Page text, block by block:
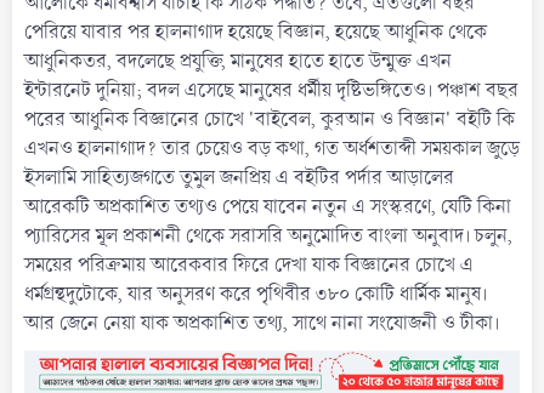
পেরিয়ে যাবার পর হালনাগাদ হয়েছে বিজ্ঞান, হয়েছে আধুনিক থেকে
আধুনিকতর, বদলেছে প্রযুক্তি, মানুষের হাতে হাতে উন্মুক্ত এখন
ইন্টারনেট দুনিয়া; বদল এসেছে মানুষের ধর্মীয় দৃষ্টিভঙ্গিতেও। পঞ্চাশ বছর
পরের আধুনিক বিজ্ঞানের চোখে 'বাইবেল, কুরআন ও বিজ্ঞান' বইটি কি
এখনও হালনাগাদ? তার চেয়েও বড় কথা, গত অর্ধশতাব্দী সময়কাল জুড়ে
ইসলামি সাহিত্যজগতে তুমুল জনপ্রিয় এ বইটির পর্দার আড়ালের
আরেকটি অপ্রকাশিত তথ্যও পেয়ে যাবেন নতুন এ সংস্করণে, যেটি কিনা
প্যারিসের মূল প্রকাশনী থেকে সরাসরি অনুমোদিত বাংলা অনুবাদ। চলুন,
সময়ের পরিক্রমায় আরেকবার ফিরে দেখা যাক বিজ্ঞানের চোখে এ
ধর্মগ্রন্থদুটোকে, যার অনুসরণ করে পৃথিবীর ৩৮০ কোটি ধার্মিক মানুষ।
আর জেনে নেয়া যাক অপ্রকাশিত তথ্য, সাথে নানা সংযোজনী ও টীকা।